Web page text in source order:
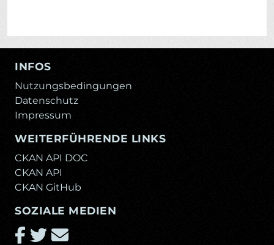
INFOS
Nutzungsbedingungen
Datenschutz
Impressum
WEITERFÜHRENDE LINKS
CKAN API DOC
CKAN API
CKAN GitHub
SOZIALE MEDIEN